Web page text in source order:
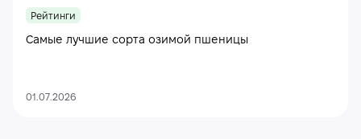
Рейтинги
Самые лучшие сорта озимой пшеницы
01.07.2026